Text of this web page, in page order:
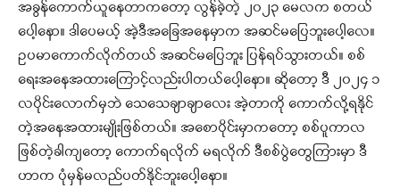
အခွန်ကောက်ယူနေတာကတော့ လွန်ခဲ့တဲ့ ၂၀၂၃ မေလက စတယ်
ပေါ့နော။ ဒါပေမယ့် အဲ့ဒီအခြေအနေမှာက အဆင်မပြေဘူးပေါ့လေ။
ဥပမာကောက်လိုက်တယ် အဆင်မပြေဘူး ပြန်ရပ်သွားတယ်။ စစ်
ရေးအနေအထားကြောင့်လည်းပါတယ်ပေါ့နော။ ဆိုတော့ ဒီ ၂၀၂၄ ၁
လပိုင်းလောက်မှဘဲ သေသေချာချာလေး အဲ့တာကို ကောက်လို့ရနိုင်
တဲ့အနေအထားမျိုးဖြစ်တယ်။ အစောပိုင်းမှာကတော့ စစ်ပူကာလ
ဖြစ်တဲ့ခါကျတော့ ကောက်ရလိုက် မရလိုက် ဒီစစ်ပွဲတွေကြားမှာ ဒီ
ဟာက ပုံမှန်မလည်ပတ်နိုင်ဘူးပေါ့နော။